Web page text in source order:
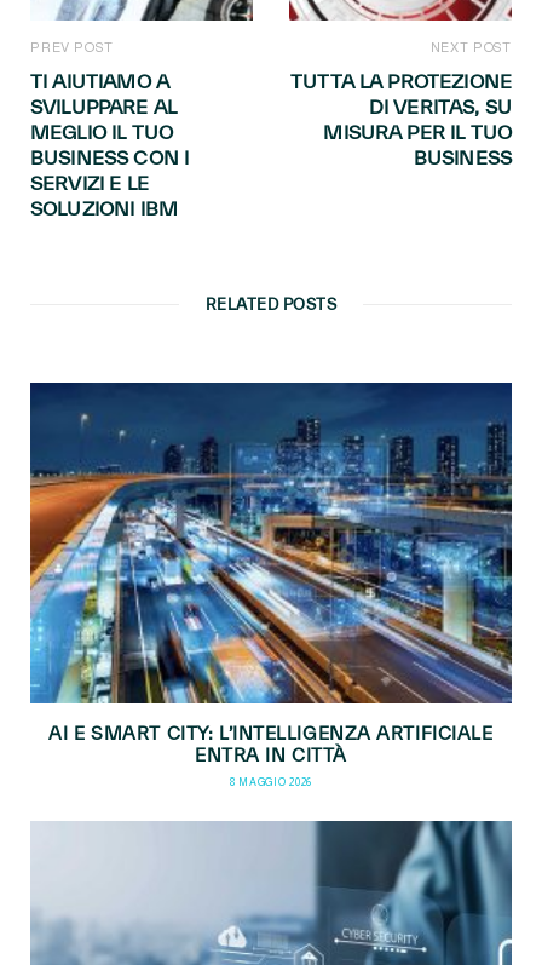
PREV POST
TI AIUTIAMO A
SVILUPPARE AL
MEGLIO IL TUO
BUSINESS CON I
SERVIZI E LE
SOLUZIONI IBM
NEXT POST
TUTTA LA PROTEZIONE
DI VERITAS, SU
MISURA PER IL TUO
BUSINESS
RELATED POSTS
AI E SMART CITY: L’INTELLIGENZA ARTIFICIALE
ENTRA IN CITTÀ
8 MAGGIO 2026